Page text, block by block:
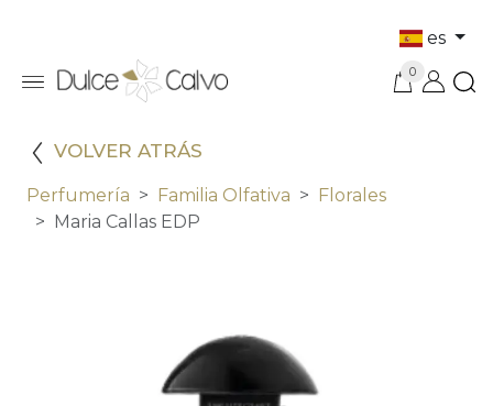
es
0
VOLVER ATRÁS
Perfumería Familia Olfativa
Florales
Maria Callas EDP